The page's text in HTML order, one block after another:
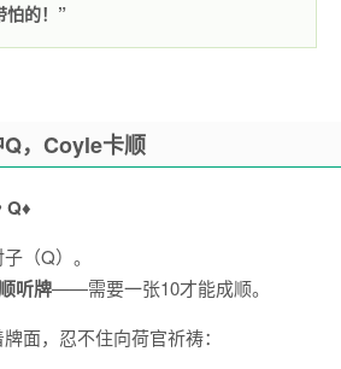
怕的！”
，Coyle卡顺
Q♦
（Q）。
听牌——需要一张10才能成顺。
面，忍不住向荷官祈祷：